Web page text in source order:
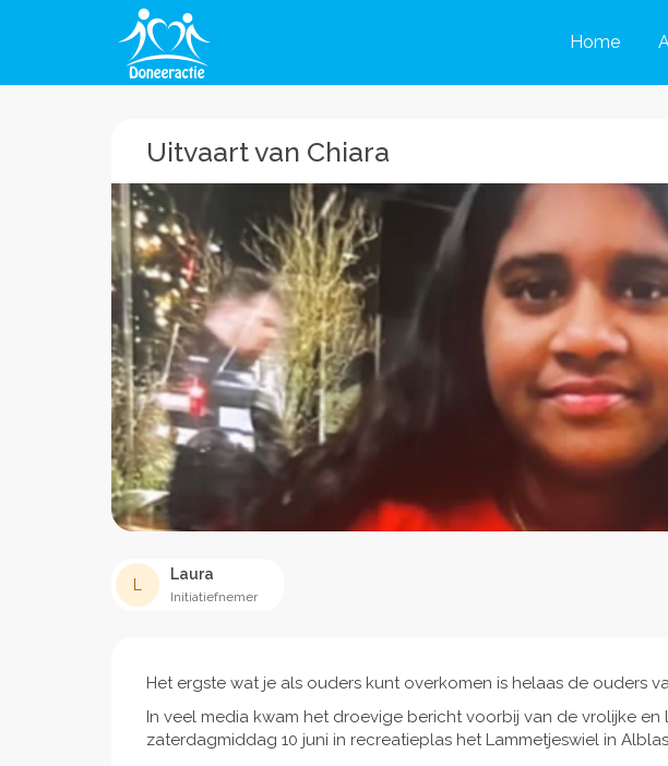
Home
Uitvaart van Chiara
L
Laura
Initiatiefnemer
Het ergste wat je als ouders kunt overkomen is helaas de ouders
In veel media kwam het droevige bericht voorbij van de vrolijke en
zaterdagmiddag 10 juni in recreatieplas het Lammetjeswiel in